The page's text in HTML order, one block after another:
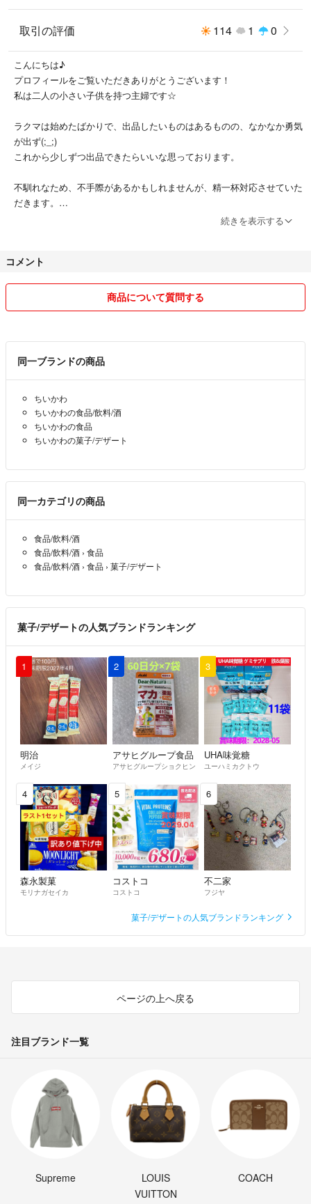
取引の評価 114 1 0
こんにちは♪
プロフィールをご覧いただきありがとうございます！
私は二人の小さい子供を持つ主婦です☆
ラクマは始めたばかりで、出品したいものはあるものの、なかなか勇気
が出ず(;_;)
これから少しずつ出品できたらいいな思っております。
不馴れなため、不手際があるかもしれませんが、精一杯対応させていた
だきます。
尚、小さな子供がおりますのですぐに返信出来ない場合があります。
お相手の方と、気持ちの良い取引が出来れば嬉しいです♪
宜しくお願いします(^-^)
続きを表示する
コメント
商品について質問する
同一ブランドの商品
ちいかわ
ちいかわの食品/飲料/酒
ちいかわの食品
ちいかわの菓子/デザート
同一カテゴリの商品
食品/飲料/酒
食品/飲料/酒 › 食品
食品/飲料/酒 › 食品 › 菓子/デザート
菓子/デザートの人気ブランドランキング
1
明治
メイジ
2
アサヒグループ食品
アサヒグループショクヒン
3
UHA味覚糖
ユーハミカクトウ
4
森永製菓
モリナガセイカ
5
コストコ
コストコ
6
不二家
フジヤ
菓子/デザートの人気ブランドランキング
ページの上へ戻る
注目ブランド一覧
Supreme
LOUIS
VUITTON
COACH